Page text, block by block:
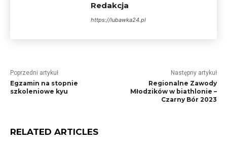
Redakcja
https://lubawka24.pl
Poprzedni artykuł
Egzamin na stopnie
szkoleniowe kyu
Następny artykuł
Regionalne Zawody
Młodzików w biathlonie –
Czarny Bór 2023
RELATED ARTICLES